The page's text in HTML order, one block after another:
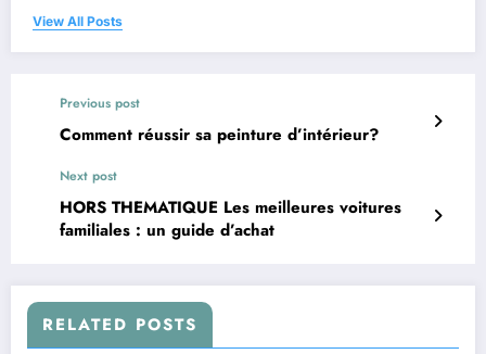
View All Posts
Previous post
Comment réussir sa peinture d’intérieur?
Next post
HORS THEMATIQUE Les meilleures voitures
familiales : un guide d’achat
RELATED POSTS